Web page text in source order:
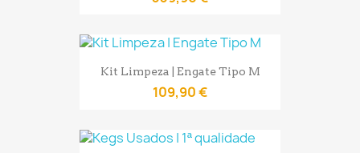
Kit Limpeza | Engate Tipo M
109,90 €